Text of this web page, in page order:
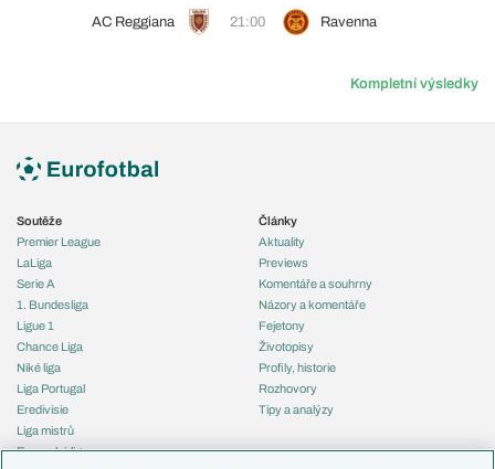
AC Reggiana 21:00 Ravenna
Kompletní výsledky
Soutěže
Premier League
LaLiga
Serie A
1. Bundesliga
Ligue 1
Chance Liga
Niké liga
Liga Portugal
Eredivisie
Liga mistrů
Evropská liga
Články
Aktuality
Previews
Komentáře a souhrny
Názory a komentáře
Fejetony
Životopisy
Profily, historie
Rozhovory
Tipy a analýzy